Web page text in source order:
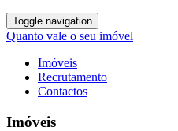
Toggle navigation
Quanto vale o seu imóvel
Imóveis
Recrutamento
Contactos
Imóveis